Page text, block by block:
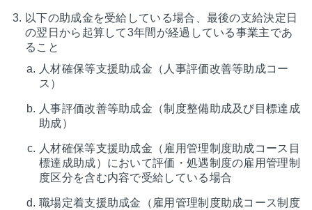
以下の助成金を受給している場合、最後の支給決定日
の翌日から起算して3年間が経過している事業主であ
ること
人材確保等支援助成金（人事評価改善等助成コー
ス）
人事評価改善等助成金（制度整備助成及び目標達成
助成）
人材確保等支援助成金（雇用管理制度助成コース目
標達成助成）において評価・処遇制度の雇用管理制
度区分を含む内容で受給している場合
職場定着支援助成金（雇用管理制度助成コース制度